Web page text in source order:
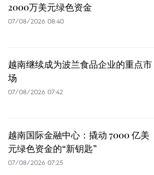
2000万美元绿色资金
07/08/2026 08:40
越南继续成为波兰食品企业的重点市
场
07/08/2026 07:42
越南国际金融中心：撬动 7000 亿美
元绿色资金的“新钥匙”
07/08/2026 07:25